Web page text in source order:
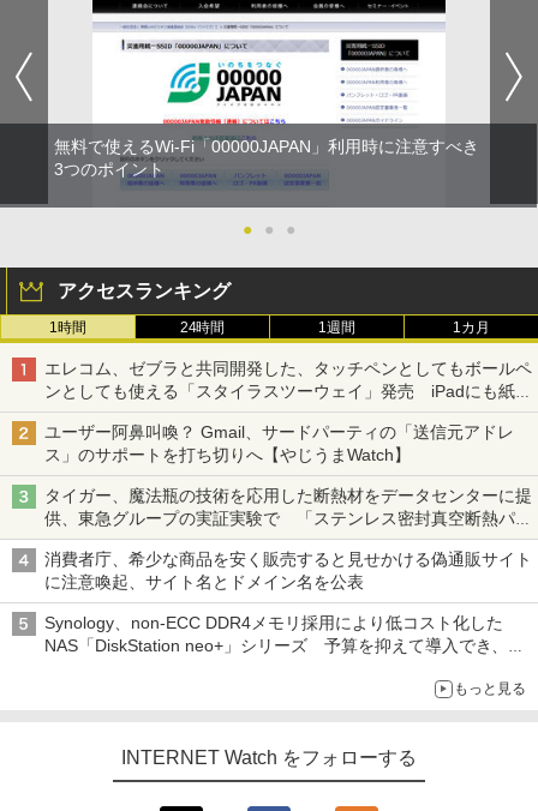
無料で使えるWi-Fi「00000JAPAN」利用時に注意すべき
3つのポイント
● ● ●
アクセスランキング
1時間 24時間 1週間 1カ月
エレコム、ゼブラと共同開発した、タッチペンとしてもボールペ
ンとしても使える「スタイラスツーウェイ」発売 iPadにも紙に
も、持ち替えずに書き込める
ユーザー阿鼻叫喚？ Gmail、サードパーティの「送信元アドレ
ス」のサポートを打ち切りへ【やじうまWatch】
タイガー、魔法瓶の技術を応用した断熱材をデータセンターに提
供、東急グループの実証実験で 「ステンレス密封真空断熱パネ
ル TIVIP」
消費者庁、希少な商品を安く販売すると見せかける偽通販サイト
に注意喚起、サイト名とドメイン名を公表
Synology、non-ECC DDR4メモリ採用により低コスト化した
NAS「DiskStation neo+」シリーズ 予算を抑えて導入でき、
もっと見る
INTERNET Watch をフォローする